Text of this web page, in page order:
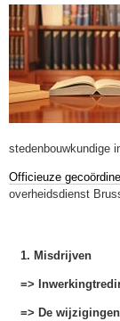
stedenbouwkundige
Officieuze
overheidsdienst
1. Misdrijven
=>
=> De